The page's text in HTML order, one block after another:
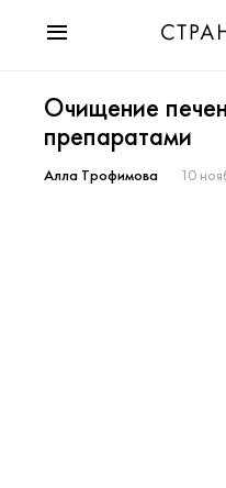
Мода
Звезды
Гороскопы
Очищение
препаратами
Алла Трофимова 10